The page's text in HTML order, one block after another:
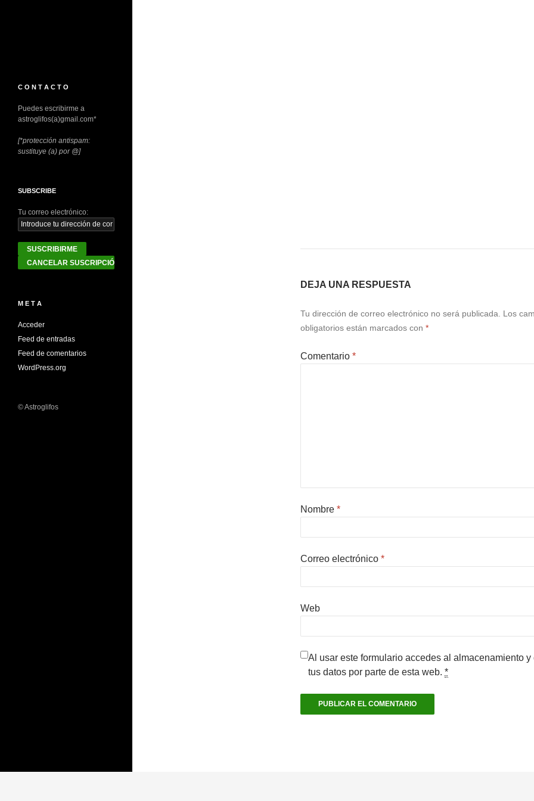
DEJA UNA RESPUESTA
Tu dirección de correo electrónico no será publicada.
Los
obligatorios están marcados con *
Comentario *
Nombre *
Correo electrónico *
Web
Al usar este formulario accedes al almacenamiento y
tus datos por parte de esta web. *
C O N T A C T O
Puedes escribirme a
astroglifos(a)gmail.com*
[*protección antispam:
sustituye (a) por @]
SUBSCRIBE
Tu correo electrónico:
M E T A
Acceder
Feed de entradas
Feed de comentarios
WordPress.org
© Astroglifos